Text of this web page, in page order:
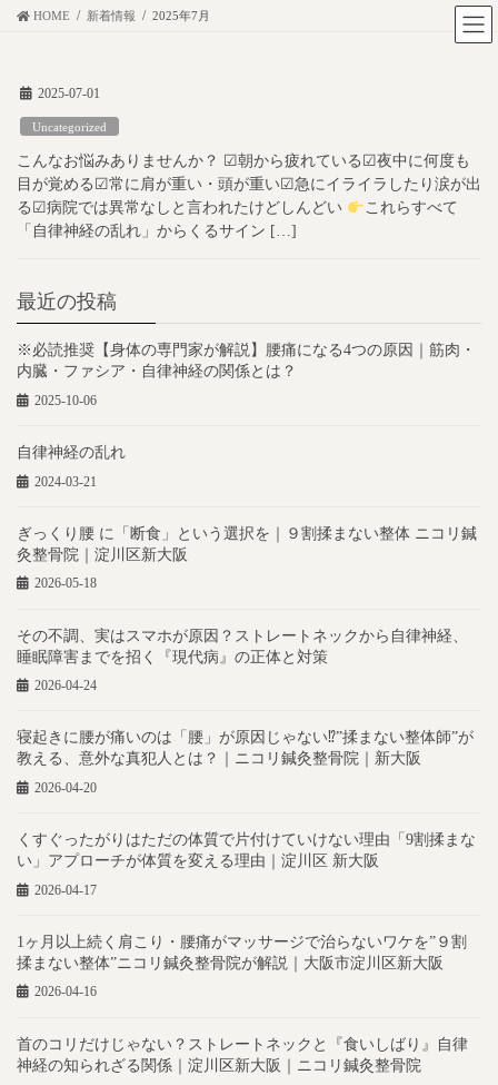
HOME 新着情報 2025年7月
2025-07-01
Uncategorized
こんなお悩みありませんか？ ☑︎朝から疲れている☑︎夜中に何度も
目が覚める☑︎常に肩が重い・頭が重い☑︎急にイライラしたり涙が出
る☑︎病院では異常なしと言われたけどしんどい
これらすべて
「自律神経の乱れ」からくるサイン […]
最近の投稿
※必読推奨【身体の専門家が解説】腰痛になる4つの原因｜筋肉・
内臓・ファシア・自律神経の関係とは？
2025-10-06
自律神経の乱れ
2024-03-21
ぎっくり腰 に「断食」という選択を｜９割揉まない整体 ニコリ鍼
灸整骨院｜淀川区新大阪
2026-05-18
その不調、実はスマホが原因？ストレートネックから自律神経、
睡眠障害までを招く『現代病』の正体と対策
2026-04-24
寝起きに腰が痛いのは「腰」が原因じゃない⁉︎”揉まない整体師”が
教える、意外な真犯人とは？｜ニコリ鍼灸整骨院｜新大阪
2026-04-20
くすぐったがりはただの体質で片付けていけない理由「9割揉まな
い」アプローチが体質を変える理由｜淀川区 新大阪
2026-04-17
1ヶ月以上続く肩こり・腰痛がマッサージで治らないワケを”９割
揉まない整体”ニコリ鍼灸整骨院が解説｜大阪市淀川区新大阪
2026-04-16
首のコリだけじゃない？ストレートネックと『食いしばり』自律
神経の知られざる関係｜淀川区新大阪｜ニコリ鍼灸整骨院